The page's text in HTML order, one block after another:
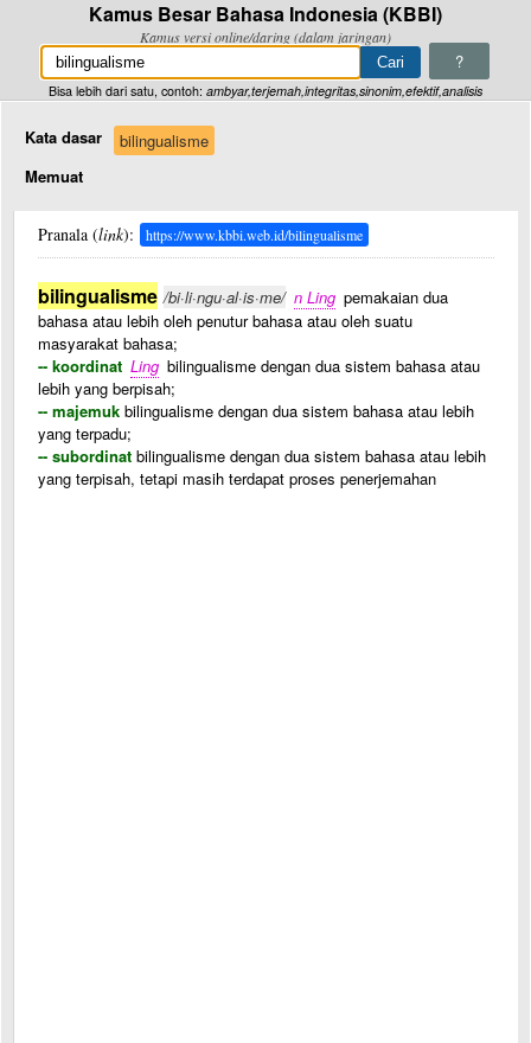
Kamus Besar Bahasa Indonesia (KBBI)
Kamus versi online/daring (dalam jaringan)
?
Bisa lebih dari satu, contoh: ambyar,terjemah,integritas,sinonim,efektif,analisis
Kata dasar
bilingualisme
Memuat
Pranala (link): https://www.kbbi.web.id/bilingualisme
bilingualisme /bi·li·ngu·al·is·me/ n Ling pemakaian dua
bahasa atau lebih oleh penutur bahasa atau oleh suatu
masyarakat bahasa;
-- koordinat Ling bilingualisme dengan dua sistem bahasa atau
lebih yang berpisah;
-- majemuk bilingualisme dengan dua sistem bahasa atau lebih
yang terpadu;
-- subordinat bilingualisme dengan dua sistem bahasa atau lebih
yang terpisah, tetapi masih terdapat proses penerjemahan